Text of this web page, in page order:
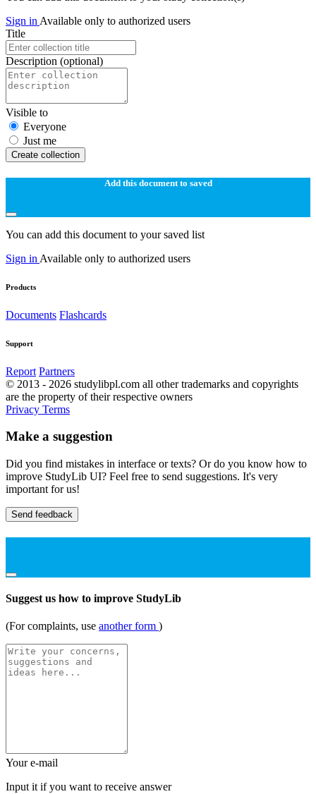
Sign in Available only to authorized users
Title
Description (optional)
Visible to
Everyone
Just me
Create collection
Add this document to saved
You can add this document to your saved list
Sign in Available only to authorized users
Products
Documents Flashcards
Support
Report Partners
© 2013 - 2026 studylibpl.com all other trademarks and copyrights
are the property of their respective owners
Privacy Terms
Make a suggestion
Did you find mistakes in interface or texts? Or do you know how to
improve StudyLib UI? Feel free to send suggestions. It's very
important for us!
Send feedback
Suggest us how to improve StudyLib
(For complaints, use another form )
Your e-mail
Input it if you want to receive answer